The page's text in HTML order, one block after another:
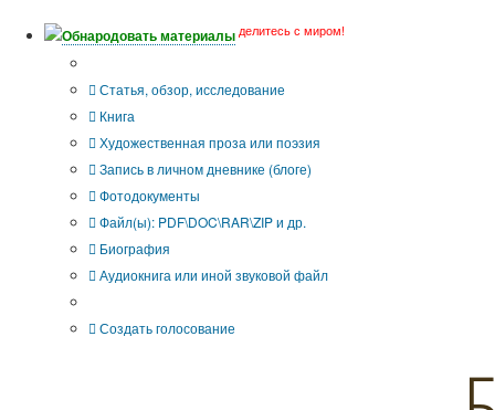
Обнародовать материалы делитесь с миром!
Статья, обзор, исследование
Книга
Художественная проза или поэзия
Запись в личном дневнике (блоге)
Фотодокументы
Файл(ы): PDF\DOC\RAR\ZIP и др.
Биография
Аудиокнига или иной звуковой файл
Создать голосование